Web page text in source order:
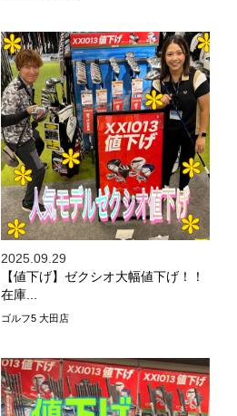
2025.09.29
【値下げ】ゼクシオ大幅値下げ！！
在庫...
ゴルフ5 大田店